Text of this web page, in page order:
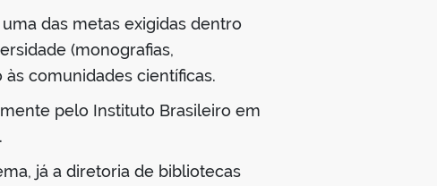
das metas exigidas dentro
(monografias,
comunidades científicas.
pelo Instituto Brasileiro em
já a diretoria de bibliotecas